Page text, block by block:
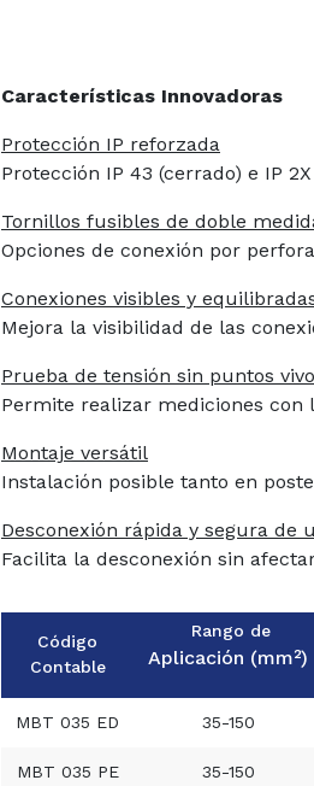
Características Innovadoras
Protección IP reforzada
Protección IP 43 (cerrado) e IP
Tornillos fusibles de doble
Opciones de conexión por
Conexiones visibles y
Mejora la visibilidad de las
Prueba de tensión sin puntos
Permite realizar mediciones con
Montaje versátil
Instalación posible tanto en
Desconexión rápida y segura de
Facilita la desconexión sin
Código
Contable
Rango de
Aplicación (mm²)
MBT 035 ED 35-150
MBT 035 PE 35-150